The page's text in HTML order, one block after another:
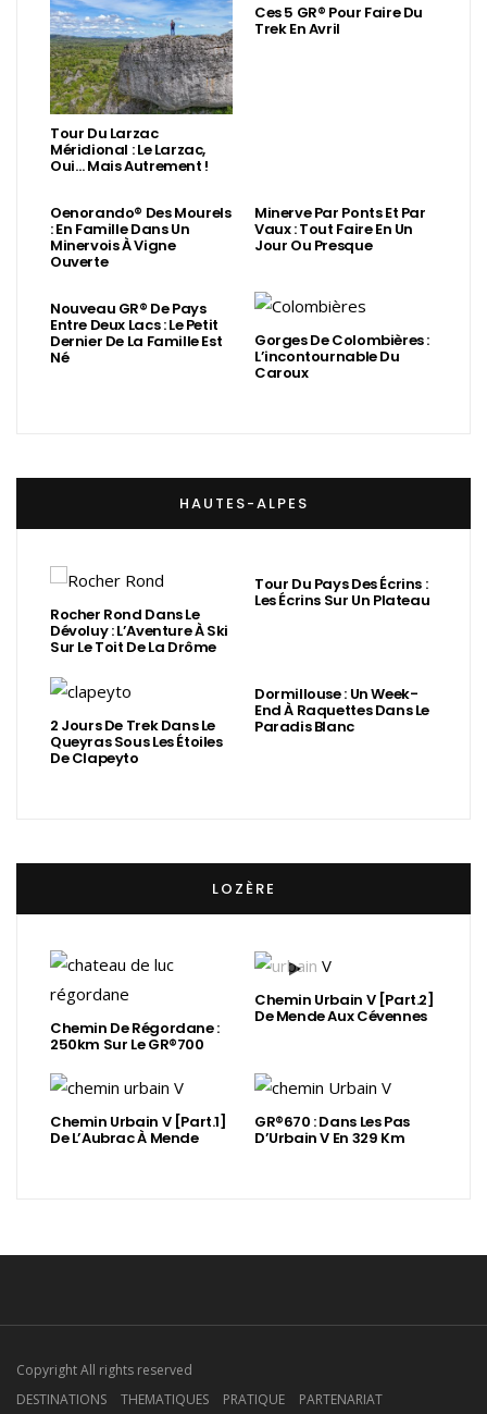
Tour Du Larzac
Méridional : Le Larzac,
Oui… Mais Autrement !
Ces 5 GR® Pour Faire Du
Trek En Avril
Oenorando® Des Mourels
: En Famille Dans Un
Minervois À Vigne
Ouverte
Minerve Par Ponts Et Par
Vaux : Tout Faire En Un
Jour Ou Presque
Nouveau GR® De Pays
Entre Deux Lacs : Le Petit
Dernier De La Famille Est
Né
Gorges De Colombières :
L’incontournable Du
Caroux
HAUTES-ALPES
Rocher Rond Dans Le
Dévoluy : L’Aventure À Ski
Sur Le Toit De La Drôme
Tour Du Pays Des Écrins :
Les Écrins Sur Un Plateau
2 Jours De Trek Dans Le
Queyras Sous Les Étoiles
De Clapeyto
Dormillouse : Un Week-
End À Raquettes Dans Le
Paradis Blanc
LOZÈRE
Chemin De Régordane :
250km Sur Le GR®700
Chemin Urbain V [Part.2]
De Mende Aux Cévennes
Chemin Urbain V [Part.1]
De L’Aubrac À Mende
GR®670 : Dans Les Pas
D’Urbain V En 329 Km
Copyright All rights reserved
DESTINATIONS
THEMATIQUES PRATIQUE PARTENARIAT